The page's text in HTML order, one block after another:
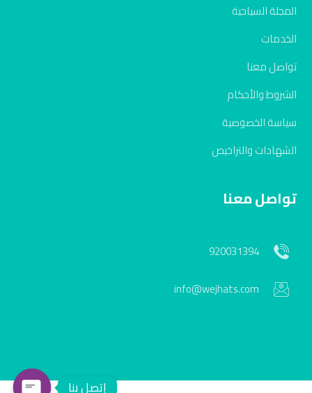
المجلة السياحية
الخدمات
تواصل معنا
الشروط والأحكام
سياسة الخصوصية
الشهادات والتراخيص
تواصل معنا
920031394
info@wejhats.com
إتصل بنا